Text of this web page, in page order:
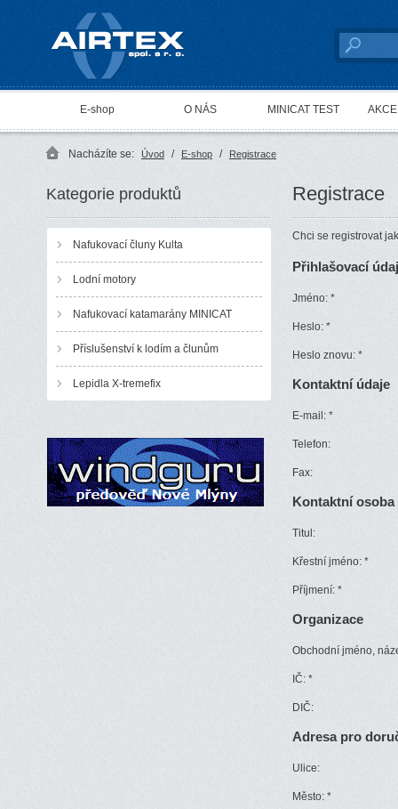
AIRTEX spol. s r. o.
E-shop O NÁS MINICAT TEST
Nacházíte se: Úvod / E-shop / Registrace
Kategorie produktů
Nafukovací čluny Kulta
Lodní motory
Nafukovací katamarány MINICAT
Příslušenství k lodím a člunům
Lepidla X-tremefix
Registrace
Chci se registrovat
Přihlašovací
Jméno: *
Heslo: *
Heslo znovu: *
Kontaktní údaje
E-mail: *
Telefon:
Fax:
Kontaktní osoba
Titul:
Křestní jméno: *
Příjmení: *
Organizace
Obchodní jméno,
IČ: *
DIČ:
Adresa pro
Ulice:
Město: *